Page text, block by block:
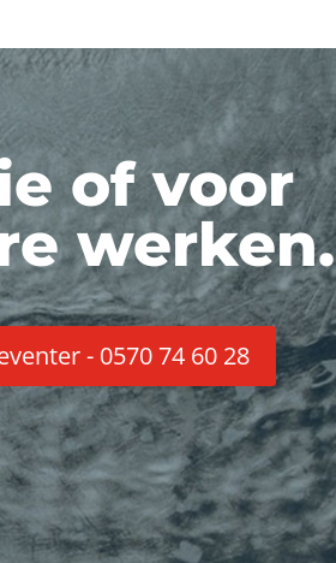
of voor
werken.
- 0570 74 60 28